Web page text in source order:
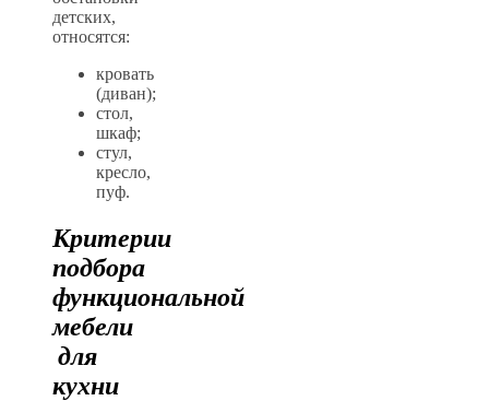
детских,
относятся:
кровать
(диван);
стол,
шкаф;
стул,
кресло,
пуф.
Критерии
подбора
функциональной
мебели
для
кухни